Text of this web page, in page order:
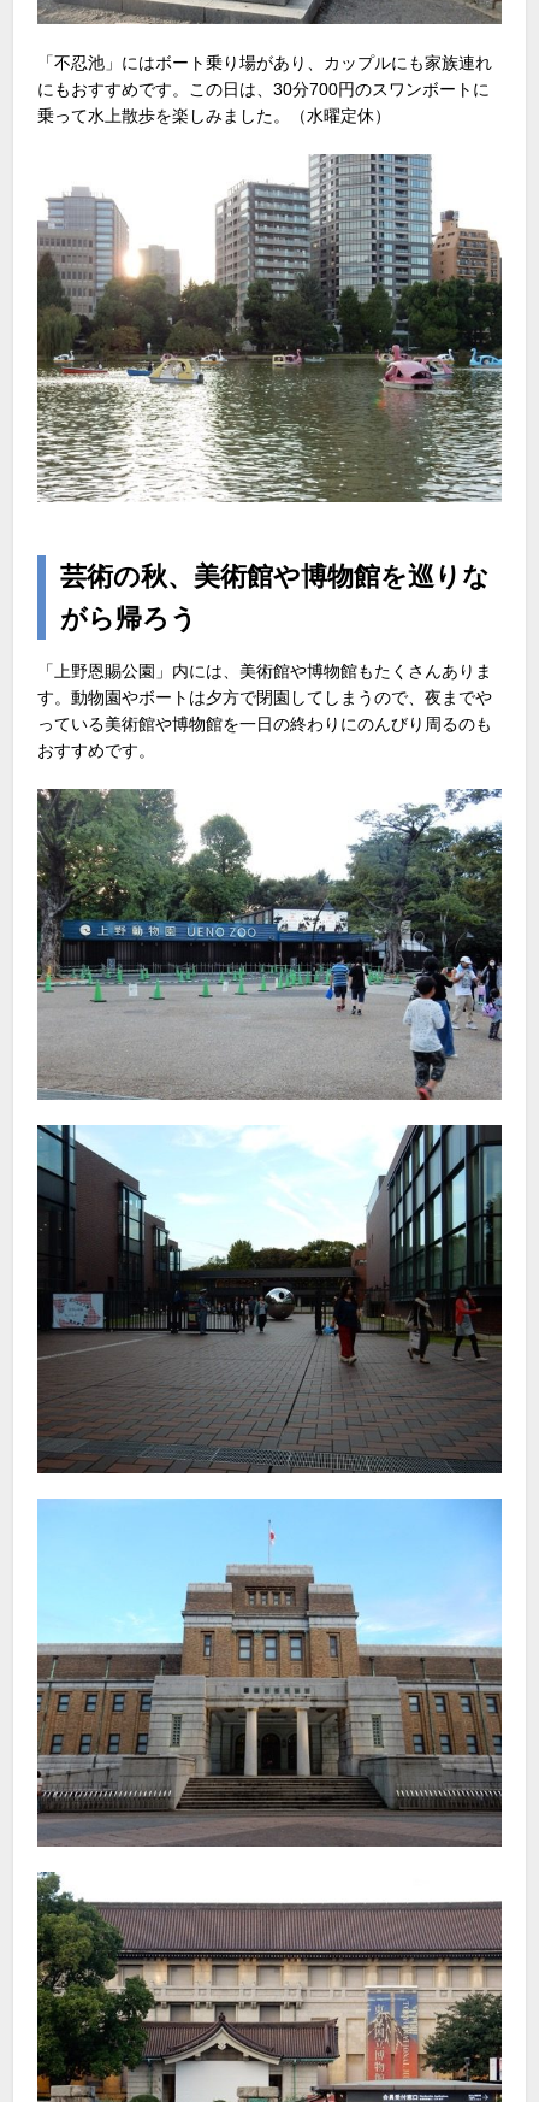
「不忍池」にはボート乗り場があり、カップルにも家族連れ
にもおすすめです。この日は、30分700円のスワンボートに
乗って水上散歩を楽しみました。（水曜定休）
芸術の秋、美術館や博物館を巡りな
がら帰ろう
「上野恩賜公園」内には、美術館や博物館もたくさんありま
す。動物園やボートは夕方で閉園してしまうので、夜までや
っている美術館や博物館を一日の終わりにのんびり周るのも
おすすめです。